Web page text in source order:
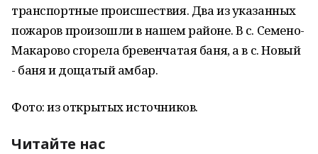
транспортные происшествия. Два из указанных
пожаров произошли в нашем районе. В с. Семено-
Макарово сгорела бревенчатая баня, а в с. Новый
- баня и дощатый амбар.
Фото: из открытых источников.
Читайте нас